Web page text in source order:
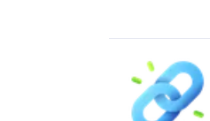
कतारों को
कनेक्टिविटी के
तुरंत सक्रिय करें।